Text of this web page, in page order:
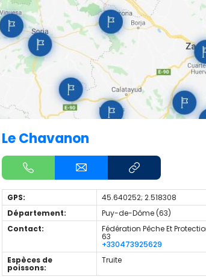
Le Chavanon
GPS:
45.640252; 2.518308
Département:
Puy-de-Dôme (63)
Contact:
Fédération Pêche Et
63
+330473925629
Espèces de
poissons:
Truite